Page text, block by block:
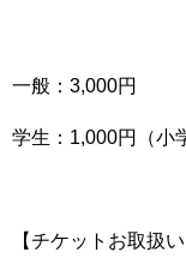
一般：3,000円
学生：1,000円（小
【チケットお取扱い